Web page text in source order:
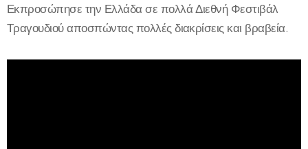
Εκπροσώπησε την Ελλάδα σε πολλά Διεθνή Φεστιβάλ
Τραγουδιού αποσπώντας πολλές διακρίσεις και βραβεία.